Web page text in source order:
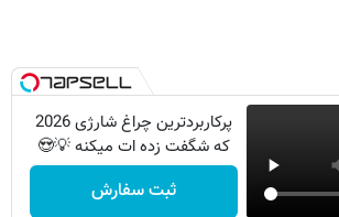
پرکاربردترین چراغ شارژی 2026
که شگفت زده ات میکنه 💡😍
ثبت سفارش